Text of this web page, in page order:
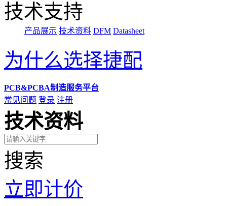
技术支持
产品展示 技术资料 DFM Datasheet
为什么选择捷配
PCB&PCBA制造服务平台
常见问题 登录 注册
技术资料
搜索
立即计价